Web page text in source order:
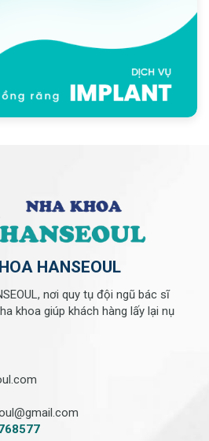
HANSEOUL
nơi quy tụ đội ngũ bác sĩ
khoa giúp khách hàng lấy lại nụ